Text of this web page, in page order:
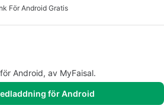
För Android Gratis
Android, av MyFaisal.
för Android